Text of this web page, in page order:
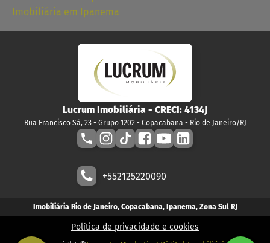
Imobiliária em Ipanema
Lucrum Imobiliária - CRECI: 4134J
Rua Francisco Sá, 23 - Grupo 1202 - Copacabana - Rio de Janeiro/RJ
+552125220090
Imobiliária Rio de Janeiro, Copacabana, Ipanema, Zona Sul RJ
Política de privacidade e cookies